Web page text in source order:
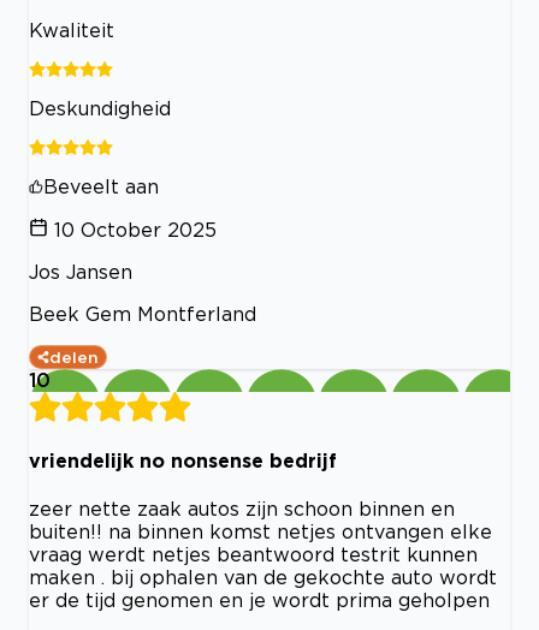
Kwaliteit
Deskundigheid
Beveelt aan
10 October 2025
Jos Jansen
Beek Gem Montferland
delen
10
vriendelijk no nonsense bedrijf
zeer nette zaak autos zijn schoon binnen en
buiten!! na binnen komst netjes ontvangen elke
vraag werdt netjes beantwoord testrit kunnen
maken . bij ophalen van de gekochte auto wordt
er de tijd genomen en je wordt prima geholpen